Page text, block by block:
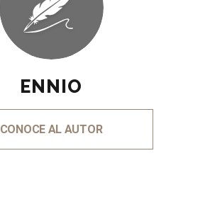
ENNIO
CONOCE AL AUTOR